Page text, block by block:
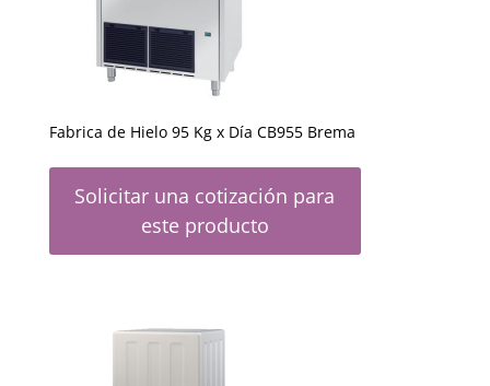
Fabrica de Hielo 95 Kg x Día CB955 Brema
Solicitar una cotización para
este producto